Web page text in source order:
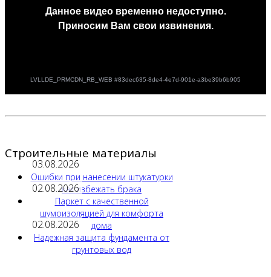
Строительные материалы
03.08.2026
Ошибки при нанесении штукатурки
как избежать брака
02.08.2026
Паркет с качественной
шумоизоляцией для комфорта
дома
02.08.2026
Надежная защита фундамента от
грунтовых вод